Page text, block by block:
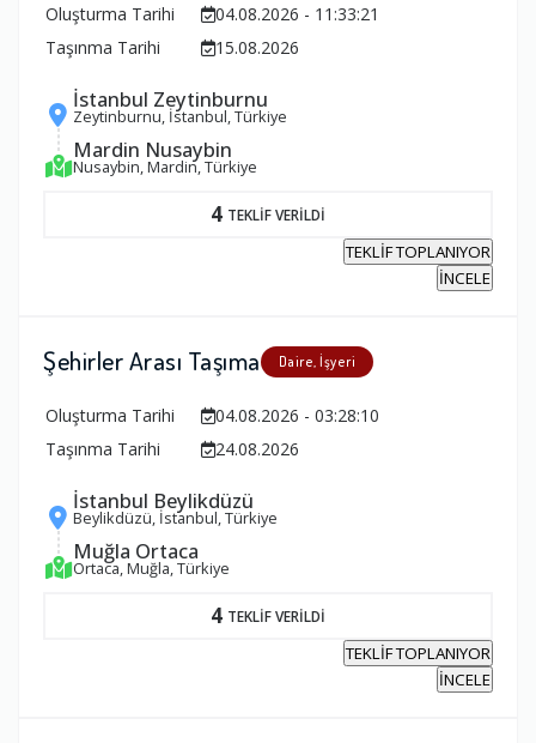
Oluşturma Tarihi
04.08.2026 - 11:33:21
Taşınma Tarihi
15.08.2026
İstanbul Zeytinburnu
Zeytinburnu, İstanbul, Türkiye
Mardin Nusaybin
Nusaybin, Mardin, Türkiye
4 TEKLİF VERİLDİ
TEKLİF TOPLANIYOR
İNCELE
Şehirler Arası Taşıma Daire, İşyeri
Oluşturma Tarihi
04.08.2026 - 03:28:10
Taşınma Tarihi
24.08.2026
İstanbul Beylikdüzü
Beylikdüzü, İstanbul, Türkiye
Muğla Ortaca
Ortaca, Muğla, Türkiye
4 TEKLİF VERİLDİ
TEKLİF TOPLANIYOR
İNCELE